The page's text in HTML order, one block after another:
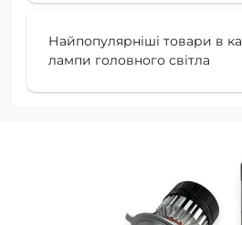
Найпопулярніші товари в
лампи головного світла